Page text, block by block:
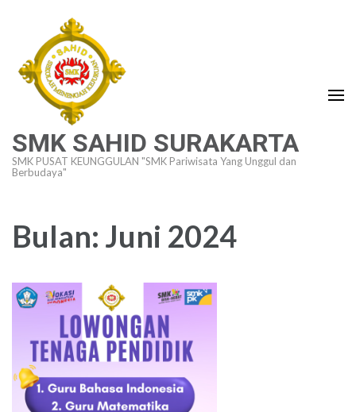
konten
(Tekan
Enter)
SMK SAHID SURAKARTA
SMK PUSAT KEUNGGULAN "SMK Pariwisata Yang Unggul dan
Berbudaya"
Bulan: Juni 2024